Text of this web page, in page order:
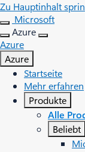
Zu Hauptinhalt
Microsoft
Azure
Azure
Azure
Startseite
Mehr erfahren
Produkte
Alle
Beliebt